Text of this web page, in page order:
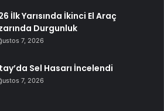
İlk Yarısında İkinci El Araç
Durgunluk
7, 2026
Sel Hasarı İncelendi
7, 2026